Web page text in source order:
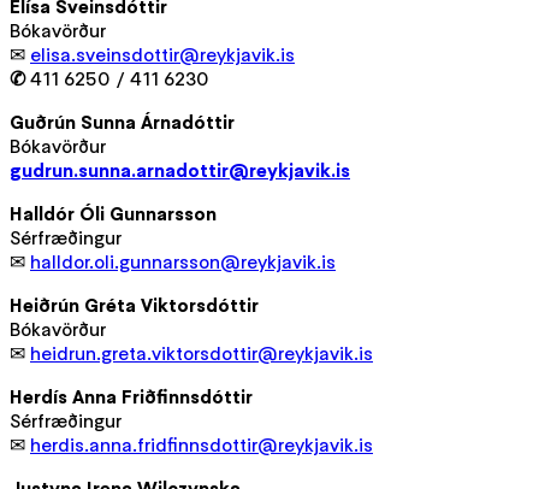
Elísa Sveinsdóttir
Bókavörður
✉ elisa.sveinsdottir@reykjavik.is
✆411 6250 / 411 6230
Guðrún Sunna Árnadóttir
Bókavörður
gudrun.sunna.arnadottir@reykjavik.is
Halldór Óli Gunnarsson
Sérfræðingur
✉ halldor.oli.gunnarsson@reykjavik.is
Heiðrún Gréta Viktorsdóttir
Bókavörður
✉ heidrun.greta.viktorsdottir@reykjavik.is
Herdís Anna Friðfinnsdóttir
Sérfræðingur
✉ herdis.anna.fridfinnsdottir@reykjavik.is